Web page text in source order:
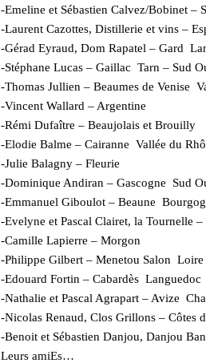
-Emeline et Sébastien Calvez/Bobinet –
-Laurent Cazottes, Distillerie et vins –
-Gérad Eyraud, Dom Rapatel – Gard
-Stéphane Lucas – Gaillac Tarn – Sud
-Thomas Jullien – Beaumes de Venise
-Vincent Wallard – Argentine
-Rémi Dufaître – Beaujolais et Brouilly
-Elodie Balme – Cairanne Vallée du
-Julie Balagny – Fleurie
-Dominique Andiran – Gascogne Sud
-Emmanuel Giboulot – Beaune
-Evelyne et Pascal Clairet, la Tournelle –
-Camille Lapierre – Morgon
-Philippe Gilbert – Menetou Salon Loire
-Edouard Fortin – Cabardès Languedoc
-Nathalie et Pascal Agrapart – Avize
-Nicolas Renaud, Clos Grillons – Côtes
-Benoit et Sébastien Danjou, Danjou
Leurs amiEs…